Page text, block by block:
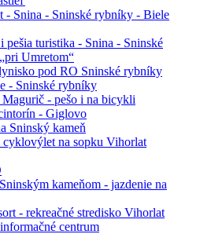
- Snina - Sninské rybníky - Biele
pešia turistika - Snina - Sninské
Umretom“
pod RO Sninské rybníky
- Sninské rybníky
- pešo i na bicykli
- Giglovo
Sninský kameň
cyklovýlet na sopku Vihorlat
kameňom - jazdenie na
- rekreačné stredisko Vihorlat
centrum